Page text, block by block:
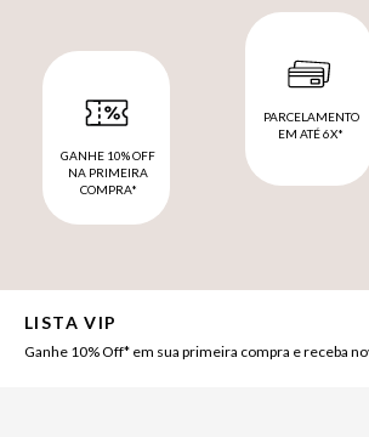
GANHE 10% OFF
NA PRIMEIRA
COMPRA*
PARCELAMENTO
EM ATÉ 6X*
LISTA VIP
Ganhe 10% Off* em sua primeira compra e receba